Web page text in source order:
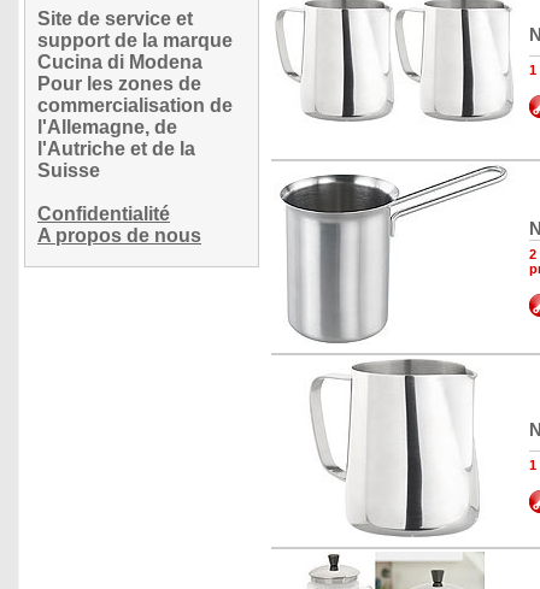
Site de service et
support de la marque
Cucina di Modena
Pour les zones de
commercialisation de
l'Allemagne, de
l'Autriche et de la
Suisse
Confidentialité
A propos de nous
1
2
1